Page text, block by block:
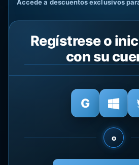
Accede a descuentos exclusivos
Regístrese o
con su
o